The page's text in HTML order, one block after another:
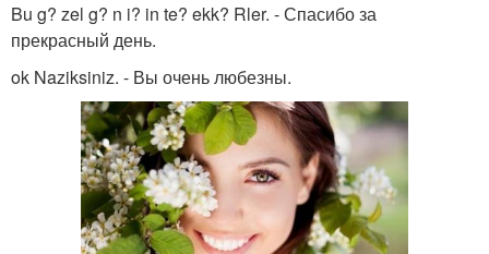
Bu g? zel g? n i? in te? ekk? Rler. - Спасибо за
прекрасный день.
ok Naziksiniz. - Вы очень любезны.